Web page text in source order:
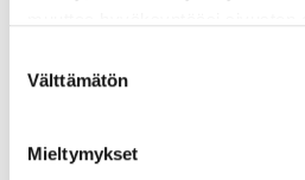
valinta
Välttämätön
Mieltymykset
Maria Harvio